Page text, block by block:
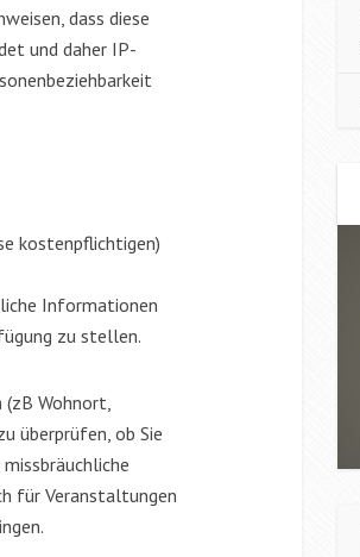
dass diese
und daher IP-
kostenpflichtigen)
Informationen
zu stellen.
(zB Wohnort,
überprüfen, ob Sie
für Veranstaltungen
Ist Vapen besser für die
Fruchtbarkeit als Rauchen?